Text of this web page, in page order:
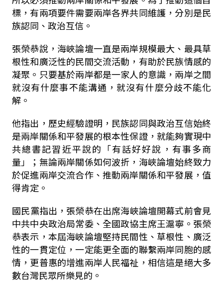
標，有兩項要件需要兩岸各界共同維護，分別是民
族認同、政治互信。
張榮恭說，海峽論壇一直是兩岸規模最大、最具草
根性和廣泛性的民間交流活動，有助於民族情感的
凝聚。只要基於兩岸都是一家人的意識，兩岸之間
就沒有什麼事不能溝通，就沒有什麼分歧不能化
解。
他指出，歷史經驗證明，民族認同與政治互信始終
是兩岸關係和平發展的根本性保證，就能夠實現中
共總書記習近平說的「有話好好說，有事多商
量」；無論兩岸關係如何波折，海峽論壇始終致力
於促進兩岸交流合作、推動兩岸關係和平發展，值
得肯定。
國民黨指出，張榮恭在出席海峽論壇開幕式前會見
中共中央政治局常委、全國政協主席王滬寧。張榮
恭表示，本屆海峽論壇堅持民間性、草根性、廣泛
性的一貫定位，一定能更全面的聯繫兩岸同胞的感
情，更普惠的增進兩岸人民福祉，相信這是絕大多
數台灣民眾所樂見的。